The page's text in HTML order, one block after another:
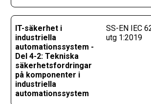
IT-säkerhet i
industriella
automationssystem -
Del 4-2: Tekniska
säkerhetsfordringar
på komponenter i
industriella
automationssystem
SS-EN IEC
utg 1:2019